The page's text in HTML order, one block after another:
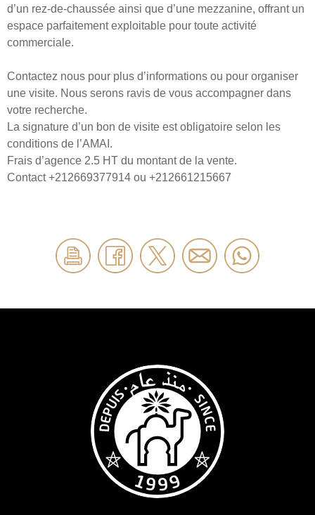
d’un rez-de-chaussée ainsi que d’une mezzanine, offrant un
espace parfaitement exploitable pour toute activité
commerciale.
Contactez nous pour plus d’informations ou pour organiser
une visite. Nous serons ravis de vous accompagner dans
votre recherche.
La signature d’un bon de visite est obligatoire selon les
conditions de l’AMAI.
Frais d’agence 2.5 HT du montant de la vente.
Contact +212669377914 ou +212661215667